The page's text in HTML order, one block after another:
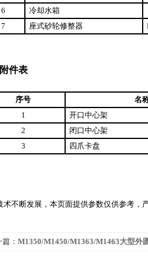
6
冷却水箱
7
座式砂轮修整器
件表
序号 名
1
开口中心架
2
闭口中心架
3
四爪卡盘
术不断发展，本页面提供参数仅供参考，
： M1350/M1450/M1363/M1463大型外